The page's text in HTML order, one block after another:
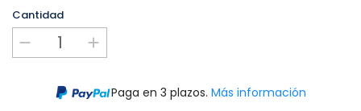
Cantidad
Paga en 3 plazos. Más información